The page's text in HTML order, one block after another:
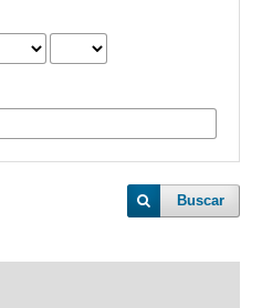
Buscar